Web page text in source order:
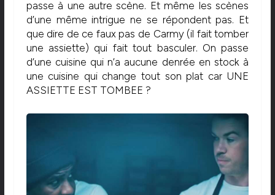
passe à une autre scène. Et même les scènes
d’une même intrigue ne se répondent pas. Et
que dire de ce faux pas de Carmy (il fait tomber
une assiette) qui fait tout basculer. On passe
d’une cuisine qui n’a aucune denrée en stock à
une cuisine qui change tout son plat car UNE
ASSIETTE EST TOMBEE ?